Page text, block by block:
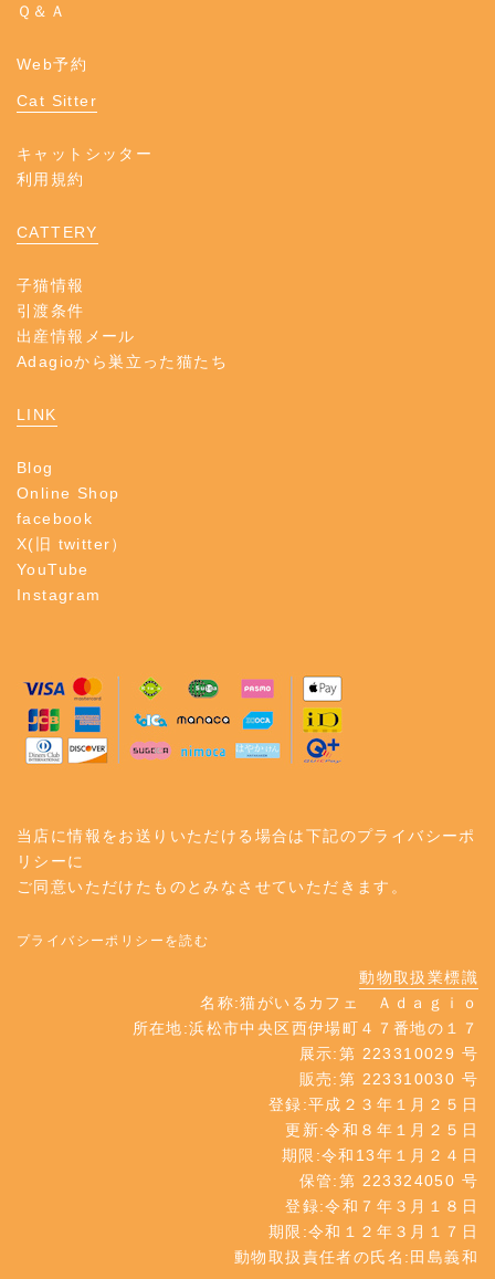
Ｑ＆Ａ
Web予約
Cat Sitter
キャットシッター
利用規約
CATTERY
子猫情報
引渡条件
出産情報メール
Adagioから巣立った猫たち
LINK
Blog
Online Shop
facebook
X(旧 twitter）
YouTube
Instagram
当店に情報をお送りいただける場合は下記のプライバシーポ
リシーに
ご同意いただけたものとみなさせていただきます。
プライバシーポリシーを読む
動物取扱業標識
名称:猫がいるカフェ Ａｄａｇｉｏ
所在地:浜松市中央区西伊場町４７番地の１７
展示:第 223310029 号
販売:第 223310030 号
登録:平成２３年１月２５日
更新:令和８年１月２５日
期限:令和13年１月２４日
保管:第 223324050 号
登録:令和７年３月１８日
期限:令和１２年３月１７日
動物取扱責任者の氏名:田島義和